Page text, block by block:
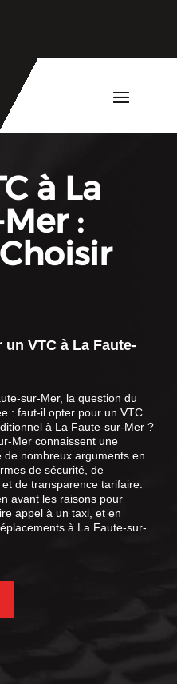
à La
:
un VTC à La Faute-
sur-Mer, la question du
: faut-il opter pour un VTC
à La Faute-sur-Mer ?
Mer connaissent une
de nombreux arguments en
de sécurité, de
de transparence tarifaire.
avant les raisons pour
appel à un taxi, et en
à La Faute-sur-